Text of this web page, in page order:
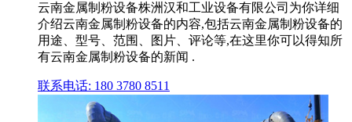
云南金属制粉设备株洲汉和工业设备有限公司为你详细
介绍云南金属制粉设备的内容,包括云南金属制粉设备的
用途、型号、范围、图片、评论等,在这里你可以得知所
有云南金属制粉设备的新闻 .
联系电话: 180 3780 8511